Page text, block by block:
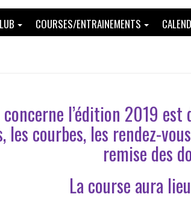
COURSES/ENTRAINEMENTS
l’édition 2019
les courbes, les rendez-
remise des
La course aura